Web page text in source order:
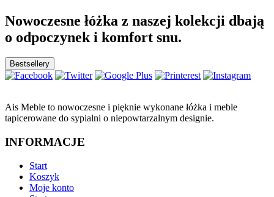
Nowoczesne łóżka z naszej kolekcji dbają
o odpoczynek i komfort snu.
Bestsellery
Ais Meble to nowoczesne i pięknie wykonane łóżka i meble
tapicerowane do sypialni o niepowtarzalnym designie.
INFORMACJE
Start
Koszyk
Moje konto